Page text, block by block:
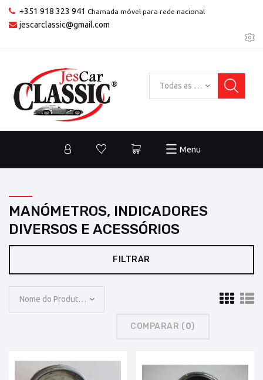
+351 918 323 941 Chamada móvel para rede nacional
jescarclassic@gmail.com
Todas as categorias
Menu
MANÓMETROS, INDICADORES
DIVERSOS E ACESSÓRIOS
FILTRAR
Nome do Produto: A a Z
COMPARAR (0)